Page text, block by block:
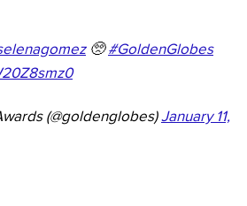
🥺#GoldenGlobes
(@goldenglobes)January 11,